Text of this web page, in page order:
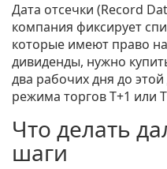
Дата отсечки (Record
компания фиксирует
которые имеют право
дивиденды, нужно
два рабочих дня до
режима торгов T+1 или
Что делать
шаги